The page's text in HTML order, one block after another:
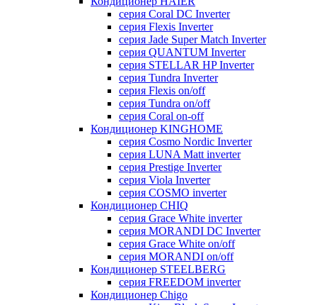
серия Coral DC Inverter
серия Flexis Inverter
серия Jade Super Match Inverter
серия QUANTUM Inverter
серия STELLAR HP Inverter
серия Tundra Inverter
серия Flexis on/off
серия Tundra on/off
серия Coral on-off
Кондиционер KINGHOME
серия Cosmo Nordic Inverter
серия LUNA Matt inverter
серия Prestige Inverter
серия Viola Inverter
серия COSMO inverter
Кондиционер CHIQ
серия Grace White inverter
серия MORANDI DC Inverter
серия Grace White on/off
серия MORANDI on/off
Кондиционер STEELBERG
серия FREEDOM inverter
Кондиционер Chigo